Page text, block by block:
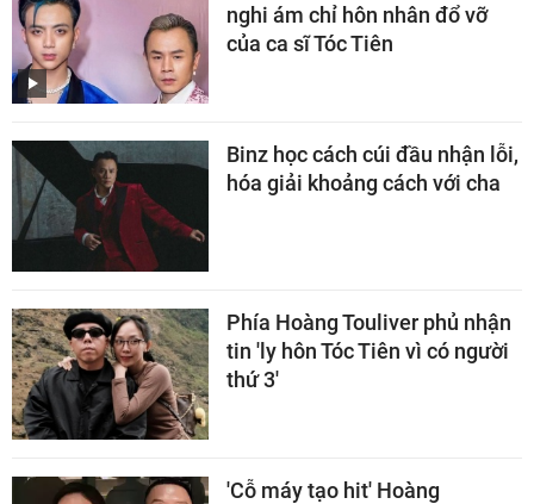
nghi ám chỉ hôn nhân đổ vỡ
của ca sĩ Tóc Tiên
Binz học cách cúi đầu nhận lỗi,
hóa giải khoảng cách với cha
Phía Hoàng Touliver phủ nhận
tin 'ly hôn Tóc Tiên vì có người
thứ 3'
'Cỗ máy tạo hit' Hoàng